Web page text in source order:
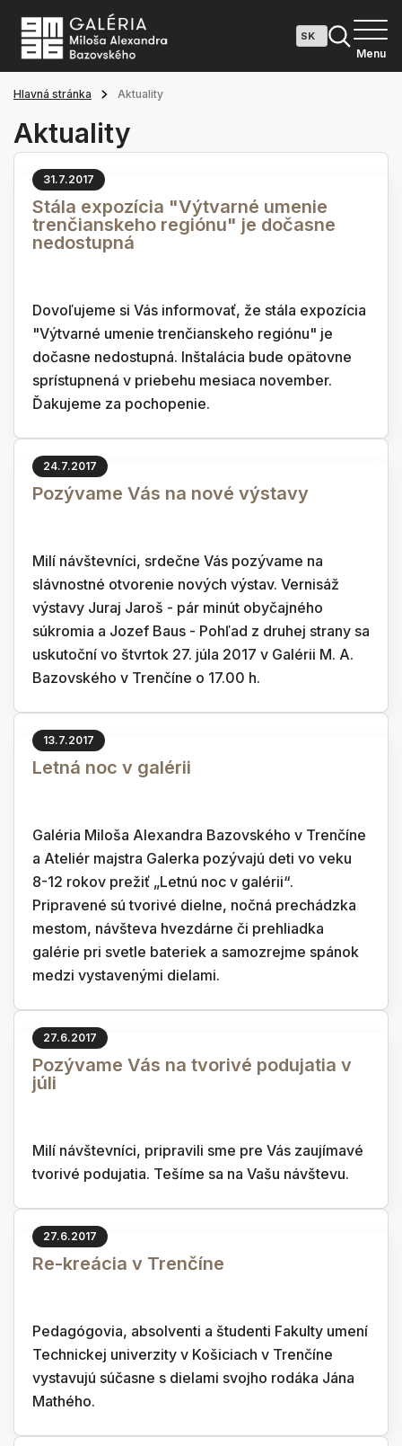
Menu
Hlavná stránka Aktuality
Aktuality
31.7.2017
Stála expozícia "Výtvarné umenie
trenčianskeho regiónu" je dočasne
nedostupná
Dovoľujeme si Vás informovať, že stála expozícia
"Výtvarné umenie trenčianskeho regiónu" je
dočasne nedostupná. Inštalácia bude opätovne
sprístupnená v priebehu mesiaca november.
Ďakujeme za pochopenie.
24.7.2017
Pozývame Vás na nové výstavy
Milí návštevníci, srdečne Vás pozývame na
slávnostné otvorenie nových výstav. Vernisáž
výstavy Juraj Jaroš - pár minút obyčajného
súkromia a Jozef Baus - Pohľad z druhej strany sa
uskutoční vo štvrtok 27. júla 2017 v Galérii M. A.
Bazovského v Trenčíne o 17.00 h.
13.7.2017
Letná noc v galérii
Galéria Miloša Alexandra Bazovského v Trenčíne
a Ateliér majstra Galerka pozývajú deti vo veku
8-12 rokov prežiť „Letnú noc v galérii“.
Pripravené sú tvorivé dielne, nočná prechádzka
mestom, návšteva hvezdárne či prehliadka
galérie pri svetle bateriek a samozrejme spánok
medzi vystavenými dielami.
27.6.2017
Pozývame Vás na tvorivé podujatia v
júli
Milí návštevníci, pripravili sme pre Vás zaujímavé
tvorivé podujatia. Tešíme sa na Vašu návštevu.
27.6.2017
Re-kreácia v Trenčíne
Pedagógovia, absolventi a študenti Fakulty umení
Technickej univerzity v Košiciach v Trenčíne
vystavujú súčasne s dielami svojho rodáka Jána
Mathého.